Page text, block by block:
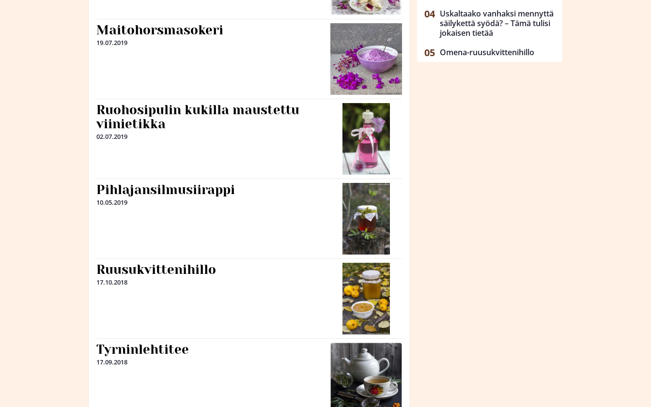
Maitohorsmasokeri
19.07.2019
Ruohosipulin kukilla maustettu
viinietikka
02.07.2019
Pihlajansilmusiirappi
10.05.2019
Ruusukvittenihillo
17.10.2018
Tyrninlehtitee
17.09.2018
Uskaltaako vanhaksi mennyttä
säilykettä syödä? – Tämä tulisi
jokaisen tietää
Omena-ruusukvittenihillo